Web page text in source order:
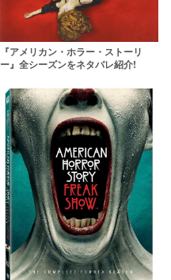
『アメリカン・ホラー・ストーリ
ー』全シーズンをネタバレ紹介!